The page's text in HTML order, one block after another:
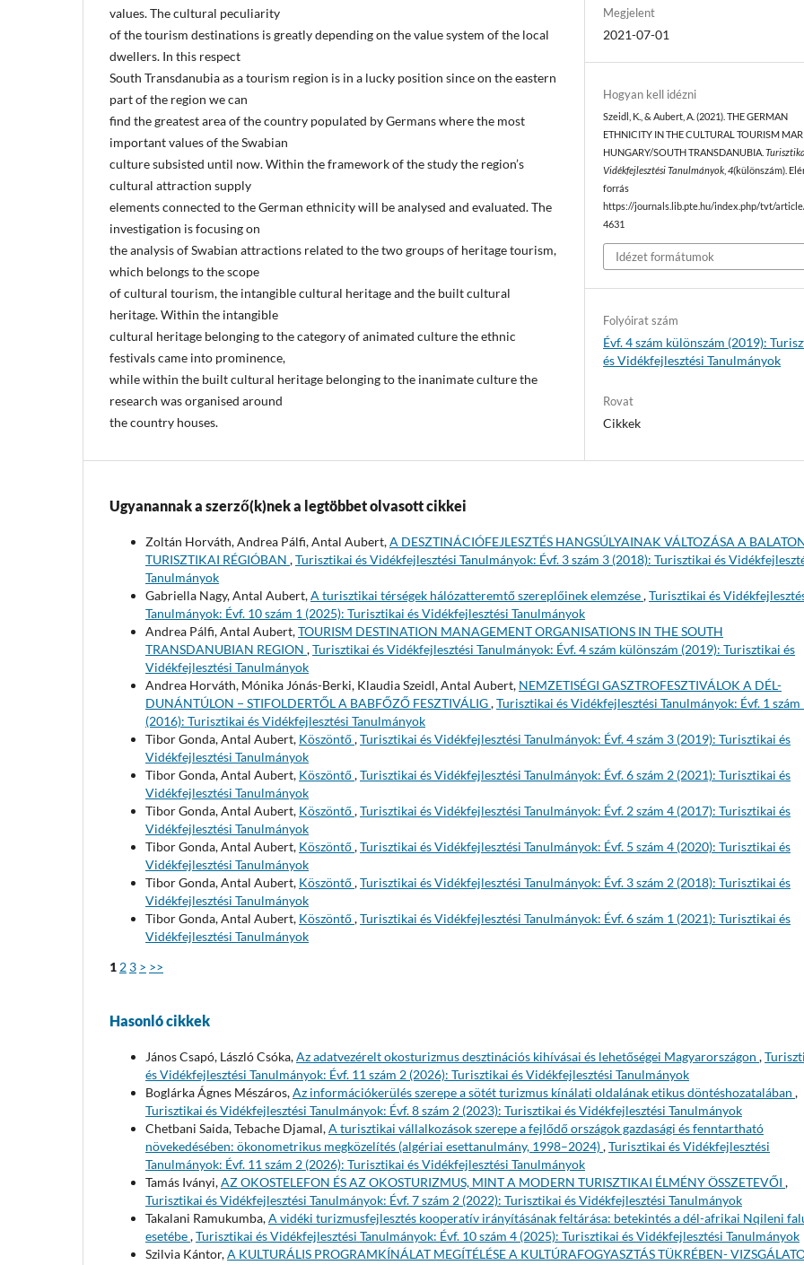
values. The cultural peculiarity
of the tourism destinations is greatly depending on the value system of the local
dwellers. In this respect
South Transdanubia as a tourism region is in a lucky position since on the eastern
part of the region we can
find the greatest area of the country populated by Germans where the most
important values of the Swabian
culture subsisted until now. Within the framework of the study the region’s
cultural attraction supply
elements connected to the German ethnicity will be analysed and evaluated. The
investigation is focusing on
the analysis of Swabian attractions related to the two groups of heritage tourism,
which belongs to the scope
of cultural tourism, the intangible cultural heritage and the built cultural
heritage. Within the intangible
cultural heritage belonging to the category of animated culture the ethnic
festivals came into prominence,
while within the built cultural heritage belonging to the inanimate culture the
research was organised around
the country houses.
Megjelent
2021-07-01
Hogyan kell idézni
Szeidl, K., & Aubert, A. (2021). THE GERMAN
ETHNICITY IN THE CULTURAL TOURISM
HUNGARY/SOUTH TRANSDANUBIA.
Vidékfejlesztési Tanulmányok ,4(különszám).
forrás
https://journals.lib.pte.hu/index.php/tvt/
4631
Idézet formátumok
Folyóirat szám
Évf. 4 szám különszám (2019):
és Vidékfejlesztési Tanulmányok
Rovat
Cikkek
Ugyanannak a szerző(k)nek a legtöbbet olvasott cikkei
Zoltán Horváth, Andrea Pálfi, Antal Aubert,A DESZTINÁCIÓFEJLESZTÉS HANGSÚLYAINAK VÁLTOZÁSA A
TURISZTIKAI RÉGIÓBAN ,Turisztikai és Vidékfejlesztési Tanulmányok: Évf. 3 szám 3 (2018): Turisztikai és
Tanulmányok
Gabriella Nagy, Antal Aubert,A turisztikai térségek hálózatteremtő szereplőinek elemzése,Turisztikai és
Tanulmányok: Évf. 10 szám 1 (2025): Turisztikai és Vidékfejlesztési Tanulmányok
Andrea Pálfi, Antal Aubert,TOURISM DESTINATION MANAGEMENT ORGANISATIONS IN THE SOUTH
TRANSDANUBIAN REGION ,Turisztikai és Vidékfejlesztési Tanulmányok: Évf. 4 szám különszám (2019): Turisztikai és
Vidékfejlesztési Tanulmányok
Andrea Horváth, Mónika Jónás-Berki, Klaudia Szeidl, Antal Aubert, NEMZETISÉGI GASZTROFESZTIVÁLOK A DÉL-
DUNÁNTÚLON − STIFOLDERTŐL A BABFŐZŐ FESZTIVÁLIG,Turisztikai és Vidékfejlesztési Tanulmányok: Évf. 1 szám
(2016): Turisztikai és Vidékfejlesztési Tanulmányok
Tibor Gonda, Antal Aubert, Köszöntő,Turisztikai és Vidékfejlesztési Tanulmányok: Évf. 4 szám 3 (2019): Turisztikai és
Vidékfejlesztési Tanulmányok
Tibor Gonda, Antal Aubert, Köszöntő,Turisztikai és Vidékfejlesztési Tanulmányok: Évf. 6 szám 2 (2021): Turisztikai és
Vidékfejlesztési Tanulmányok
Tibor Gonda, Antal Aubert, Köszöntő,Turisztikai és Vidékfejlesztési Tanulmányok: Évf. 2 szám 4 (2017): Turisztikai és
Vidékfejlesztési Tanulmányok
Tibor Gonda, Antal Aubert, Köszöntő,Turisztikai és Vidékfejlesztési Tanulmányok: Évf. 5 szám 4 (2020): Turisztikai és
Vidékfejlesztési Tanulmányok
Tibor Gonda, Antal Aubert, Köszöntő,Turisztikai és Vidékfejlesztési Tanulmányok: Évf. 3 szám 2 (2018): Turisztikai és
Vidékfejlesztési Tanulmányok
Tibor Gonda, Antal Aubert, Köszöntő,Turisztikai és Vidékfejlesztési Tanulmányok: Évf. 6 szám 1 (2021): Turisztikai és
Vidékfejlesztési Tanulmányok
1 2 3 > >>
Hasonló cikkek
János Csapó, László Csóka,Az adatvezérelt okosturizmus desztinációs kihívásai és lehetőségei Magyarországon ,
és Vidékfejlesztési Tanulmányok: Évf. 11 szám 2 (2026): Turisztikai és Vidékfejlesztési Tanulmányok
Boglárka Ágnes Mészáros,Az információkerülés szerepe a sötét turizmus kínálati oldalának etikus döntéshozatalában ,
Turisztikai és Vidékfejlesztési Tanulmányok: Évf. 8 szám 2 (2023): Turisztikai és Vidékfejlesztési Tanulmányok
Chetbani Saida, Tebache Djamal,A turisztikai vállalkozások szerepe a fejlődő országok gazdasági és fenntartható
növekedésében: ökonometrikus megközelítés (algériai esettanulmány, 1998–2024),Turisztikai és Vidékfejlesztési
Tanulmányok: Évf. 11 szám 2 (2026): Turisztikai és Vidékfejlesztési Tanulmányok
Tamás Iványi,AZ OKOSTELEFON ÉS AZ OKOSTURIZMUS, MINT A MODERN TURISZTIKAI ÉLMÉNY ÖSSZETEVŐI ,
Turisztikai és Vidékfejlesztési Tanulmányok: Évf. 7 szám 2 (2022): Turisztikai és Vidékfejlesztési Tanulmányok
Takalani Ramukumba,A vidéki turizmusfejlesztés kooperatív irányításának feltárása: betekintés a dél-afrikai Nqileni
esetébe,Turisztikai és Vidékfejlesztési Tanulmányok: Évf. 10 szám 4 (2025): Turisztikai és Vidékfejlesztési Tanulmányok
Szilvia Kántor,A KULTURÁLIS PROGRAMKÍNÁLAT MEGÍTÉLÉSE A KULTÚRAFOGYASZTÁS TÜKRÉBEN-